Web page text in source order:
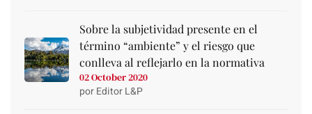
Sobre la subjetividad presente en el
término “ambiente” y el riesgo que
conlleva al reflejarlo en la normativa
02 October 2020
por Editor L&P